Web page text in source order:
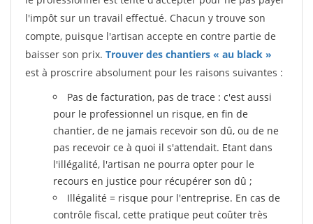
l'impôt sur un travail effectué. Chacun y trouve son
compte, puisque l'artisan accepte en contre partie de
baisser son prix. Trouver des chantiers « au black »
est à proscrire absolument pour les raisons suivantes :
Pas de facturation, pas de trace : c'est aussi
pour le professionnel un risque, en fin de
chantier, de ne jamais recevoir son dû, ou de ne
pas recevoir ce à quoi il s'attendait. Etant dans
l'illégalité, l'artisan ne pourra opter pour le
recours en justice pour récupérer son dû ;
Illégalité = risque pour l'entreprise. En cas de
contrôle fiscal, cette pratique peut coûter très